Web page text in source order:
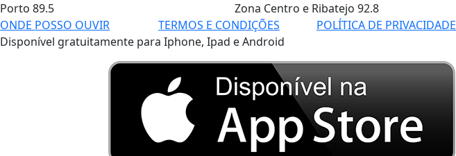
Porto 89.5 Zona Centro e Ribatejo 92.8
ONDE POSSO OUVIR
TERMOS E CONDIÇÕES POLÍTICA DE PRIVACIDADE
Disponível gratuitamente para Iphone, Ipad e Android